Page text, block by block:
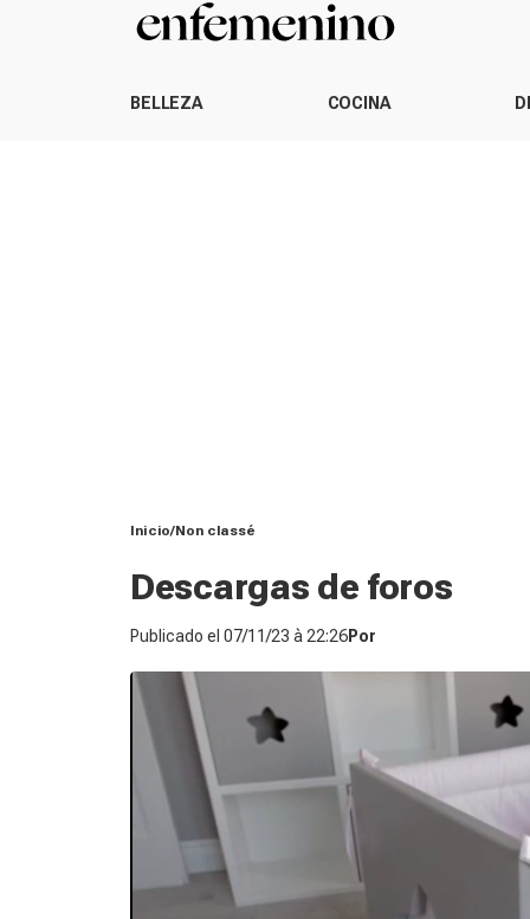
BELLEZA COCINA
Inicio Non classé
Descargas de foros
Publicado el 07/11/23 à 22:26Por